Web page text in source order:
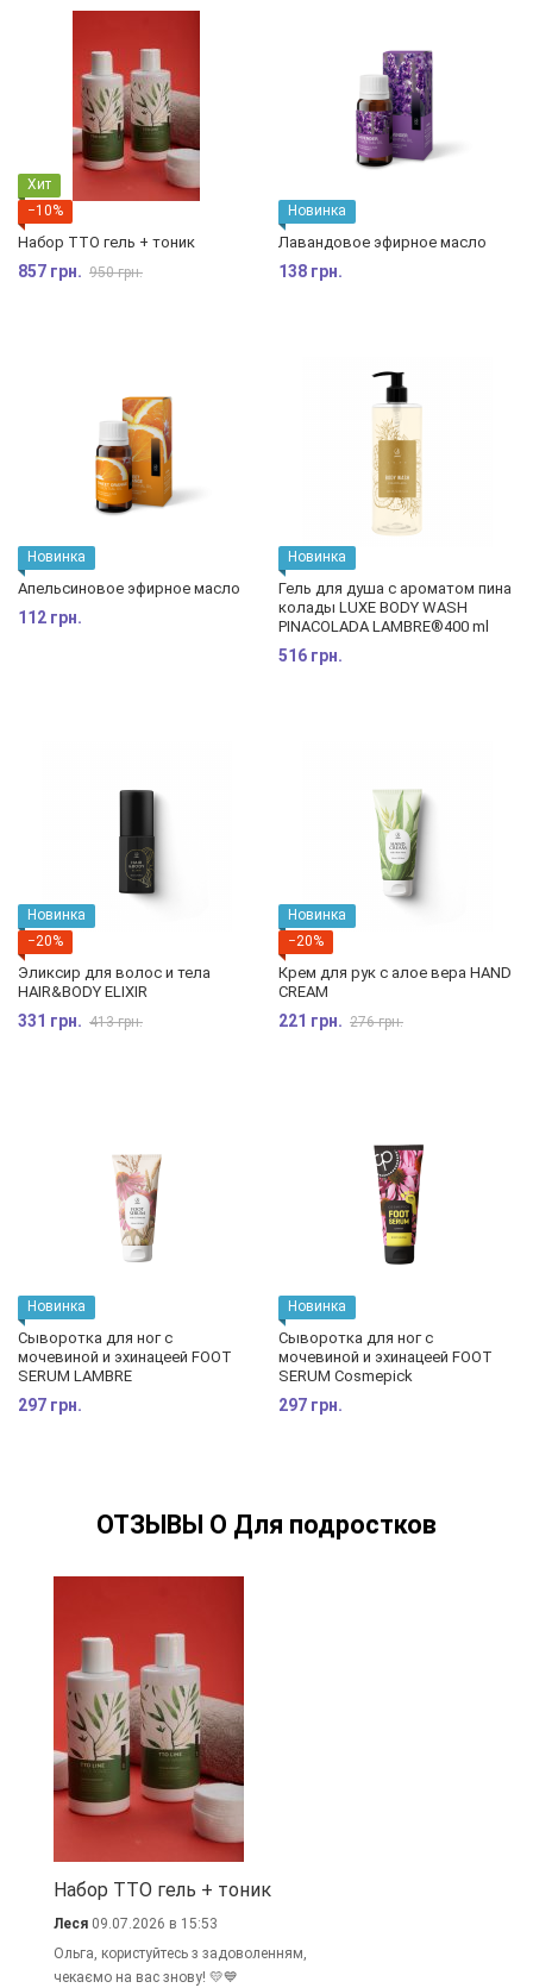
Хит
−10%
Набор TTO гель + тоник
857 грн. 950 грн.
Новинка
Лавандовое эфирное масло
138 грн.
Новинка
Апельсиновое эфирное масло
112 грн.
Новинка
Гель для душа с ароматом пина
колады LUXE BODY WASH
PINAСOLADA LAMBRE®400 ml
516 грн.
Новинка
−20%
Эликсир для волос и тела
HAIR&BODY ELIXIR
331 грн. 413 грн.
Новинка
−20%
Крем для рук с алое вера HAND
CREAM
221 грн. 276 грн.
Новинка
Сыворотка для ног с
мочевиной и эхинацеей FOOT
SERUM LAMBRE
297 грн.
Новинка
Сыворотка для ног с
мочевиной и эхинацеей FOOT
SERUM Cosmepick
297 грн.
ОТЗЫВЫ О Для подростков
Набор TTO гель + тоник
Леся 09.07.2026 в 15:53
Ольга, користуйтесь з задоволенням,
чекаємо на вас знову! 💛💙